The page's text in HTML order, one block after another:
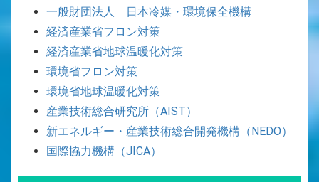
一般財団法人 日本冷媒・環境保全機構
経済産業省フロン対策
経済産業省地球温暖化対策
環境省フロン対策
環境省地球温暖化対策
産業技術総合研究所（AIST）
新エネルギー・産業技術総合開発機構（NEDO）
国際協力機構（JICA）